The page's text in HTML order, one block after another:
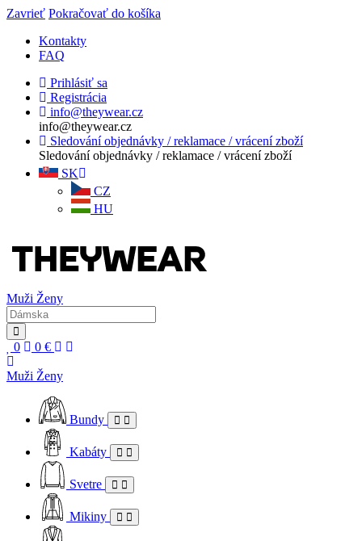
Zavrieť Pokračovať do košíka
Kontakty
FAQ
Prihlásiť sa
Registrácia
info@theywear.cz
info@theywear.cz
Sledování objednávky / reklamace / vrácení zboží
Sledování objednávky / reklamace / vrácení zboží
SK
CZ
HU
Muži Ženy
0 0 €
Muži Ženy
Bundy
Kabáty
Svetre
Mikiny